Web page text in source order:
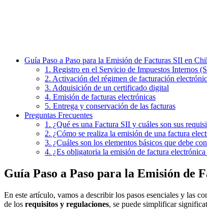
Guía Paso a Paso para la Emisión de Facturas SII en
1. Registro en el Servicio de Impuestos Internos
2. Activación del régimen de facturación
3. Adquisición de un certificado digital
4. Emisión de facturas electrónicas
5. Entrega y conservación de las facturas
Preguntas Frecuentes
1. ¿Qué es una Factura SII y cuáles son sus
2. ¿Cómo se realiza la emisión de una factura
3. ¿Cuáles son los elementos básicos que debe
4. ¿Es obligatoria la emisión de factura
Guía Paso a Paso para la Emisión de
En este artículo, vamos a describir los pasos esenciales y las
de los requisitos y regulaciones, se puede simplificar